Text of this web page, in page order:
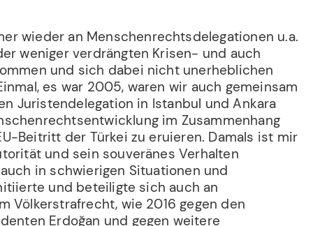
wieder an Menschenrechtsdelegationen u.a.
weniger verdrängten Krisen- und auch
und sich dabei nicht unerheblichen
es war 2005, waren wir auch gemeinsam
Juristendelegation in Istanbul und Ankara
im Zusammenhang
Beitritt der Türkei zu eruieren. Damals ist mir
und sein souveränes Verhalten
in schwierigen Situationen und
und beteiligte sich auch an
Völkerstrafrecht, wie 2016 gegen den
Erdoğan und gegen weitere